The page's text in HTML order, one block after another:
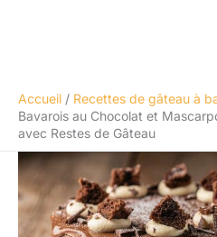
Accueil
Recettes de gâteau à
Bavarois au Chocolat et
avec Restes de Gâteau